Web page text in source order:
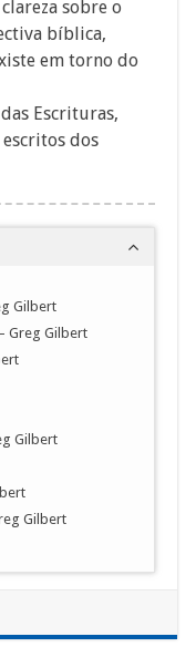
sobre o
bíblica,
em torno do
Escrituras,
dos
Gilbert
Greg Gilbert
Gilbert
Gilbert